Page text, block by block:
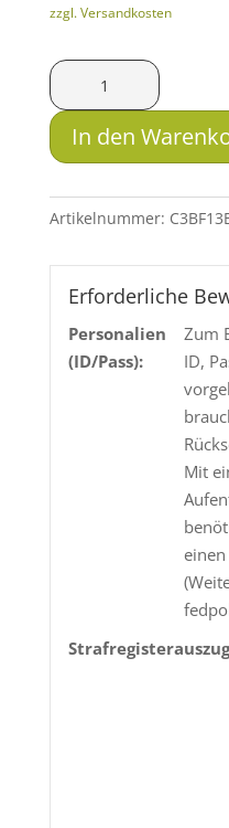
zzgl. Versandkosten
Anschütz
1771
GRS
Schichtholz
.223
Menge
In den
Artikelnummer:
Erforderliche
Personalien
(ID/Pass):
Zum
ID,
Mit